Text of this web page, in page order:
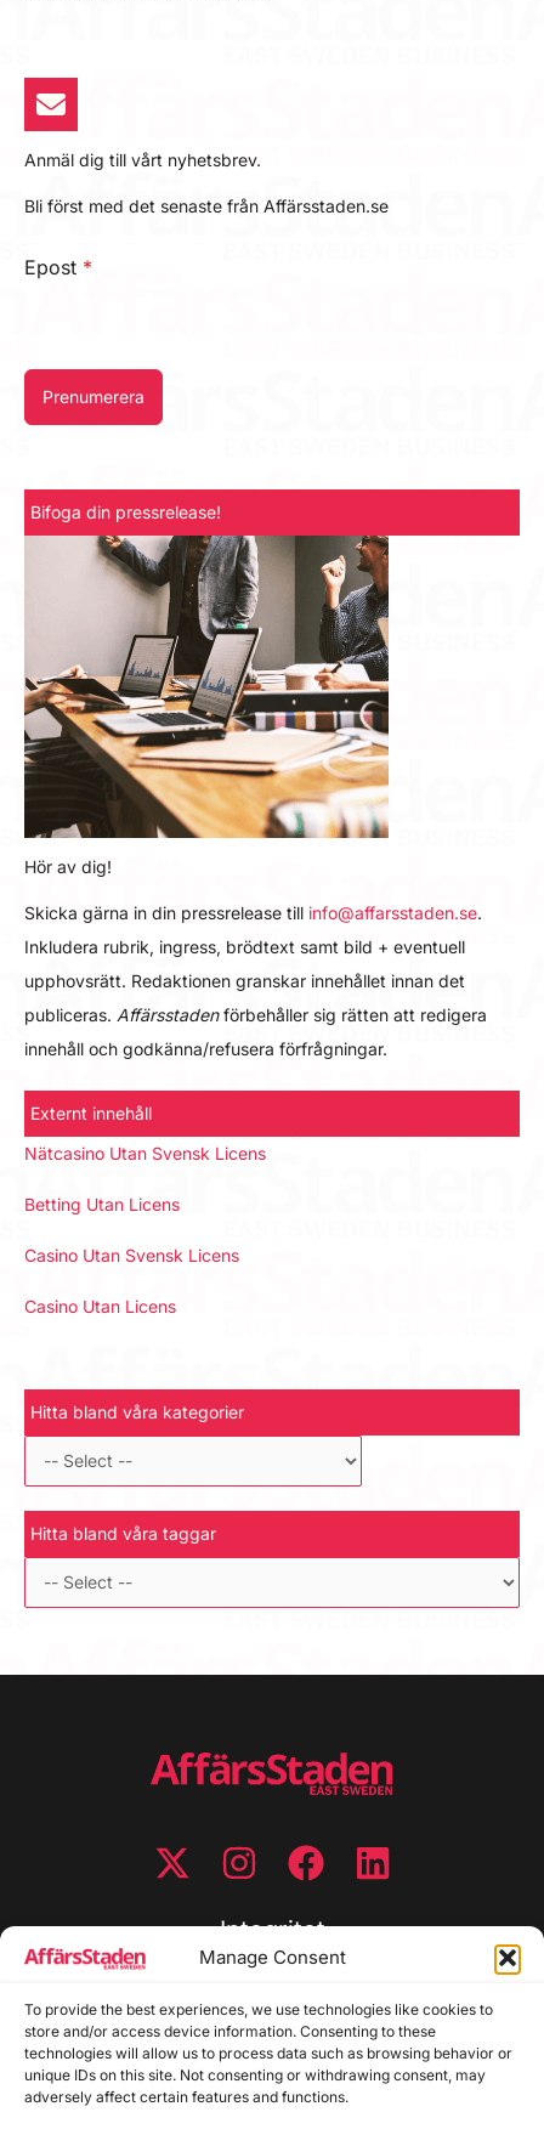
Manage Consent
To provide the best experiences, we use technologies like cookies to
store and/or access device information. Consenting to these
technologies will allow us to process data such as browsing behavior or
unique IDs on this site. Not consenting or withdrawing consent, may
adversely affect certain features and functions.
Anmäl dig till vårt nyhetsbrev.
Bli först med det senaste från Affärsstaden.se
Epost *
Prenumerera
Bifoga din pressrelease!
Hör av dig!
Skicka gärna in din pressrelease till info@affarsstaden.se.
Inkludera rubrik, ingress, brödtext samt bild + eventuell
upphovsrätt. Redaktionen granskar innehållet innan det
publiceras. Affärsstadenförbehåller sig rätten att redigera
innehåll och godkänna/refusera förfrågningar.
Externt innehåll
Nätcasino Utan Svensk Licens
Betting Utan Licens
Casino Utan Svensk Licens
Casino Utan Licens
Hitta bland våra kategorier
Hitta bland våra taggar
Integritet
Cookiepolicy
Disclaimer
Redaktionell policy
Utgivarinformation